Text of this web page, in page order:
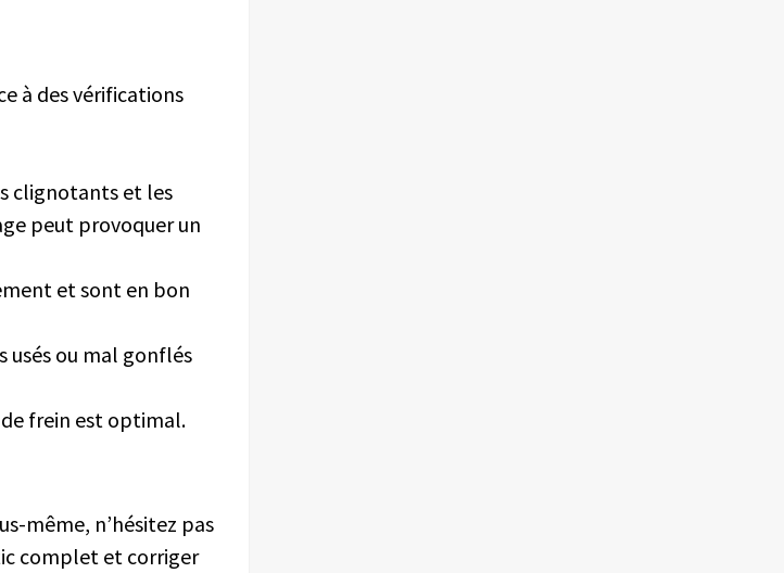
à des vérifications
clignotants et les
peut provoquer un
et sont en bon
usés ou mal gonflés
de frein est optimal.
même, n’hésitez pas
complet et corriger